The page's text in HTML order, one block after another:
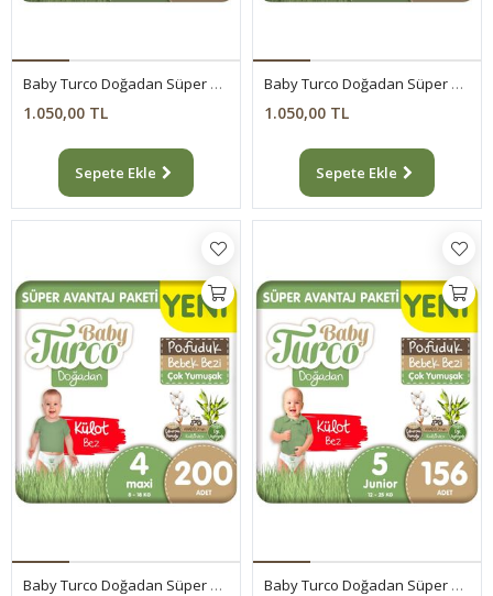
Baby Turco Doğadan Süper Avantaj Paketi Pofuduk Bebek Bezi 6 Numara Xlarge 124 Adet
1.050,00 TL
Sepete Ekle
Baby Turco Doğadan Süper Avantaj Paketi Pofuduk Bebek Bezi 7 Numara Xxlarge 96 Adet
1.050,00 TL
Sepete Ekle
Baby Turco Doğadan Süper Avantaj Paketi Pofuduk Külot Bez 4 Numara Maxi 200 Adet Baby Turco Doğadan Süper Avantaj Paketi Pofuduk Külot Bez 5 Numara Junior 156 Adet